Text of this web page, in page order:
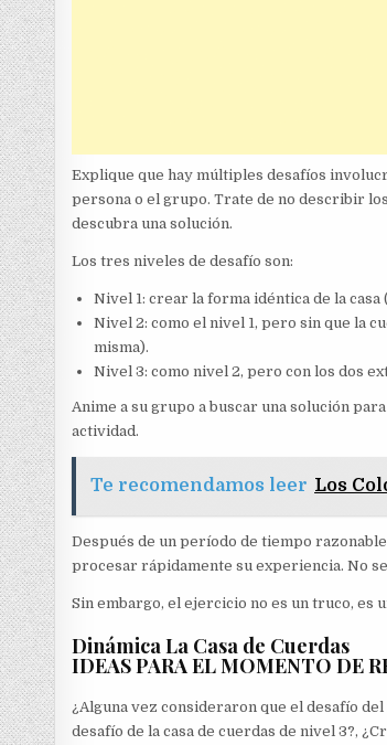
Explique que hay múltiples desafíos
persona o el grupo. Trate de no describir
descubra una solución.
Los tres niveles de desafío son:
Nivel 1: crear la forma idéntica de la casa
Nivel 2: como el nivel 1, pero sin que la
misma).
Nivel 3: como nivel 2, pero con los dos
Anime a su grupo a buscar una solución
actividad.
Te recomendamos leer Los
Después de un período de tiempo
procesar rápidamente su experiencia. No
Sin embargo, el ejercicio no es un truco, es
Dinámica La Casa de Cuerdas
IDEAS PARA EL MOMENTO DE
¿Alguna vez consideraron que el desafío
desafío de la casa de cuerdas de nivel 3?,